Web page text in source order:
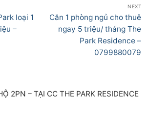
loại 1
–
NEXT
Next
post:
Căn 1 phòng ngủ cho thuê
ngay 5 triệu/ tháng The
Park Residence –
0799880079
2PN – TẠI CC THE PARK RESIDENCE